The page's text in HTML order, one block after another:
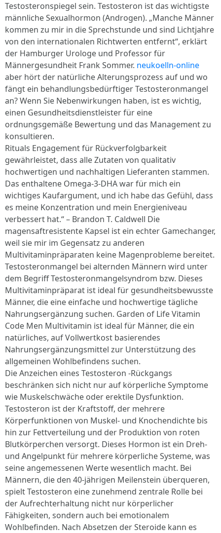
Testosteronspiegel sein. Testosteron ist das wichtigste
männliche Sexualhormon (Androgen). „Manche Männer
kommen zu mir in die Sprechstunde und sind Lichtjahre
von den internationalen Richtwerten entfernt“, erklärt
der Hamburger Urologe und Professor für
Männergesundheit Frank Sommer. neukoelln-online
aber hört der natürliche Alterungsprozess auf und wo
fängt ein behandlungsbedürftiger Testosteronmangel
an? Wenn Sie Nebenwirkungen haben, ist es wichtig,
einen Gesundheitsdienstleister für eine
ordnungsgemäße Bewertung und das Management zu
konsultieren.
Rituals Engagement für Rückverfolgbarkeit
gewährleistet, dass alle Zutaten von qualitativ
hochwertigen und nachhaltigen Lieferanten stammen.
Das enthaltene Omega-3-DHA war für mich ein
wichtiges Kaufargument, und ich habe das Gefühl, dass
es meine Konzentration und mein Energieniveau
verbessert hat.“ – Brandon T. Caldwell Die
magensaftresistente Kapsel ist ein echter Gamechanger,
weil sie mir im Gegensatz zu anderen
Multivitaminpräparaten keine Magenprobleme bereitet.
Testosteronmangel bei alternden Männern wird unter
dem Begriff Testosteronmangelsyndrom bzw. Dieses
Multivitaminpräparat ist ideal für gesundheitsbewusste
Männer, die eine einfache und hochwertige tägliche
Nahrungsergänzung suchen. Garden of Life Vitamin
Code Men Multivitamin ist ideal für Männer, die ein
natürliches, auf Vollwertkost basierendes
Nahrungsergänzungsmittel zur Unterstützung des
allgemeinen Wohlbefindens suchen.
Die Anzeichen eines Testosteron -Rückgangs
beschränken sich nicht nur auf körperliche Symptome
wie Muskelschwäche oder erektile Dysfunktion.
Testosteron ist der Kraftstoff, der mehrere
Körperfunktionen von Muskel- und Knochendichte bis
hin zur Fettverteilung und der Produktion von roten
Blutkörperchen versorgt. Dieses Hormon ist ein Dreh-
und Angelpunkt für mehrere körperliche Systeme, was
seine angemessenen Werte wesentlich macht. Bei
Männern, die den 40-jährigen Meilenstein überqueren,
spielt Testosteron eine zunehmend zentrale Rolle bei
der Aufrechterhaltung nicht nur körperlicher
Fähigkeiten, sondern auch bei emotionalem
Wohlbefinden. Nach Absetzen der Steroide kann es